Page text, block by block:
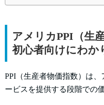
アメリカPPI（生
初心者向けにわか
PPI（生産者物価指数）は
ービスを提供する段階での